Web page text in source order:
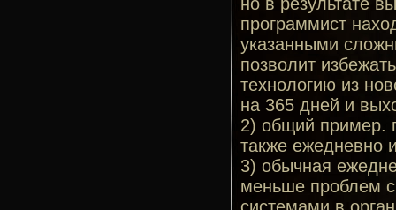
программист
указанными
позволит
технологию из
на 365 дней и
2) общий пример.
также ежедневно
3) обычная
меньше проблем